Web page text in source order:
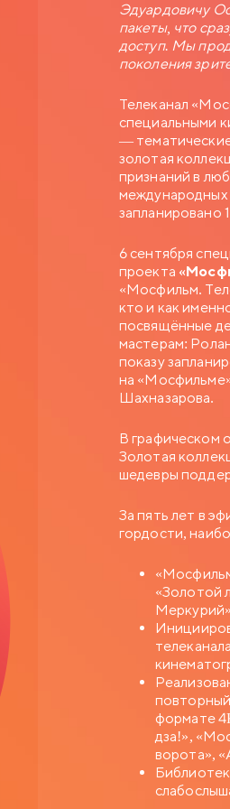
Эдуардовичу
пакеты, что
доступ. Мы
поколения
Телеканал
специальными
—
золотая
признаний в
международных
запланировано
6 сентября
проекта
«Мосфильм.
кто и как
посвящённые
мастерам:
показу
на
Шахназарова.
В графическом
Золотая
шедевры
За пять лет в
гордости,
«Золотой
формате
дза!»,
ворота»,